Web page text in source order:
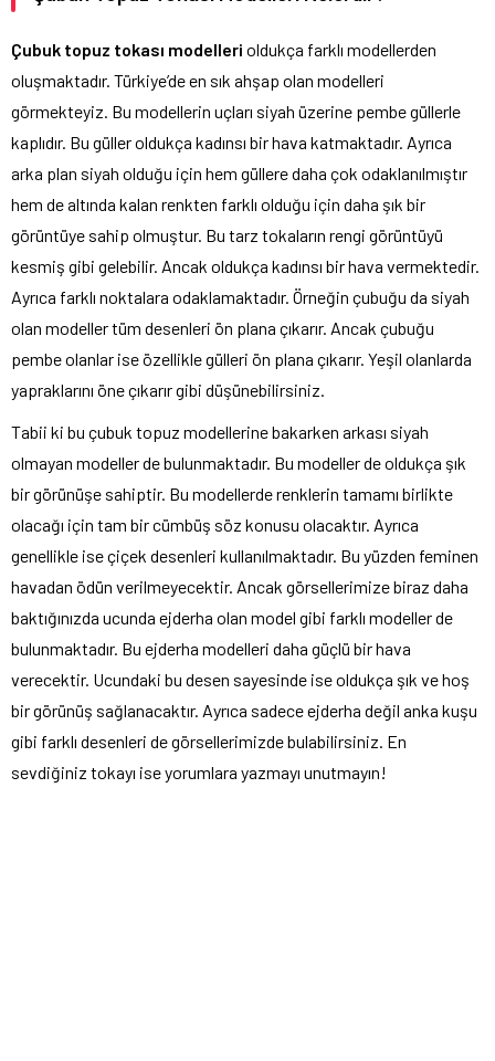
Çubuk topuz tokası modelleri oldukça farklı modellerden
oluşmaktadır. Türkiye’de en sık ahşap olan modelleri
görmekteyiz. Bu modellerin uçları siyah üzerine pembe güllerle
kaplıdır. Bu güller oldukça kadınsı bir hava katmaktadır. Ayrıca
arka plan siyah olduğu için hem güllere daha çok odaklanılmıştır
hem de altında kalan renkten farklı olduğu için daha şık bir
görüntüye sahip olmuştur. Bu tarz tokaların rengi görüntüyü
kesmiş gibi gelebilir. Ancak oldukça kadınsı bir hava vermektedir.
Ayrıca farklı noktalara odaklamaktadır. Örneğin çubuğu da siyah
olan modeller tüm desenleri ön plana çıkarır. Ancak çubuğu
pembe olanlar ise özellikle gülleri ön plana çıkarır. Yeşil olanlarda
yapraklarını öne çıkarır gibi düşünebilirsiniz.
Tabii ki bu çubuk topuz modellerine bakarken arkası siyah
olmayan modeller de bulunmaktadır. Bu modeller de oldukça şık
bir görünüşe sahiptir. Bu modellerde renklerin tamamı birlikte
olacağı için tam bir cümbüş söz konusu olacaktır. Ayrıca
genellikle ise çiçek desenleri kullanılmaktadır. Bu yüzden feminen
havadan ödün verilmeyecektir. Ancak görsellerimize biraz daha
baktığınızda ucunda ejderha olan model gibi farklı modeller de
bulunmaktadır. Bu ejderha modelleri daha güçlü bir hava
verecektir. Ucundaki bu desen sayesinde ise oldukça şık ve hoş
bir görünüş sağlanacaktır. Ayrıca sadece ejderha değil anka kuşu
gibi farklı desenleri de görsellerimizde bulabilirsiniz. En
sevdiğiniz tokayı ise yorumlara yazmayı unutmayın!